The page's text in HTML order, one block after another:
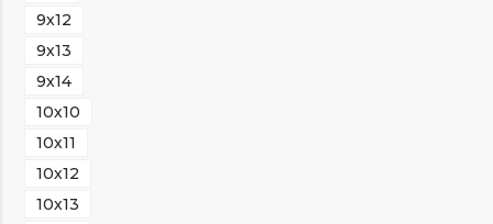
9х12
9х13
9х14
10х10
10х11
10х12
10х13